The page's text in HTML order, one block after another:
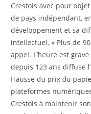
Crestois avec pour
de pays indépendant,
développement et sa
intellectuel. » Plus de
appel. L’heure est
depuis 123 ans diffuse
Hausse du prix du
plateformes
Crestois à maintenir